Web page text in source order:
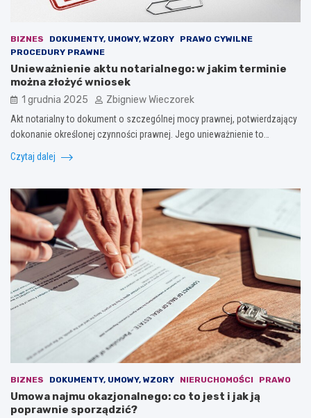
BIZNES DOKUMENTY, UMOWY, WZORY
PRAWO CYWILNE
PROCEDURY PRAWNE
Unieważnienie aktu notarialnego: w jakim terminie
można złożyć wniosek
1 grudnia 2025 Zbigniew Wieczorek
Akt notarialny to dokument o szczególnej mocy prawnej, potwierdzający
dokonanie określonej czynności prawnej. Jego unieważnienie to…
Czytaj dalej
BIZNES DOKUMENTY, UMOWY, WZORY NIERUCHOMOŚCI PRAWO
Umowa najmu okazjonalnego: co to jest i jak ją
poprawnie sporządzić?